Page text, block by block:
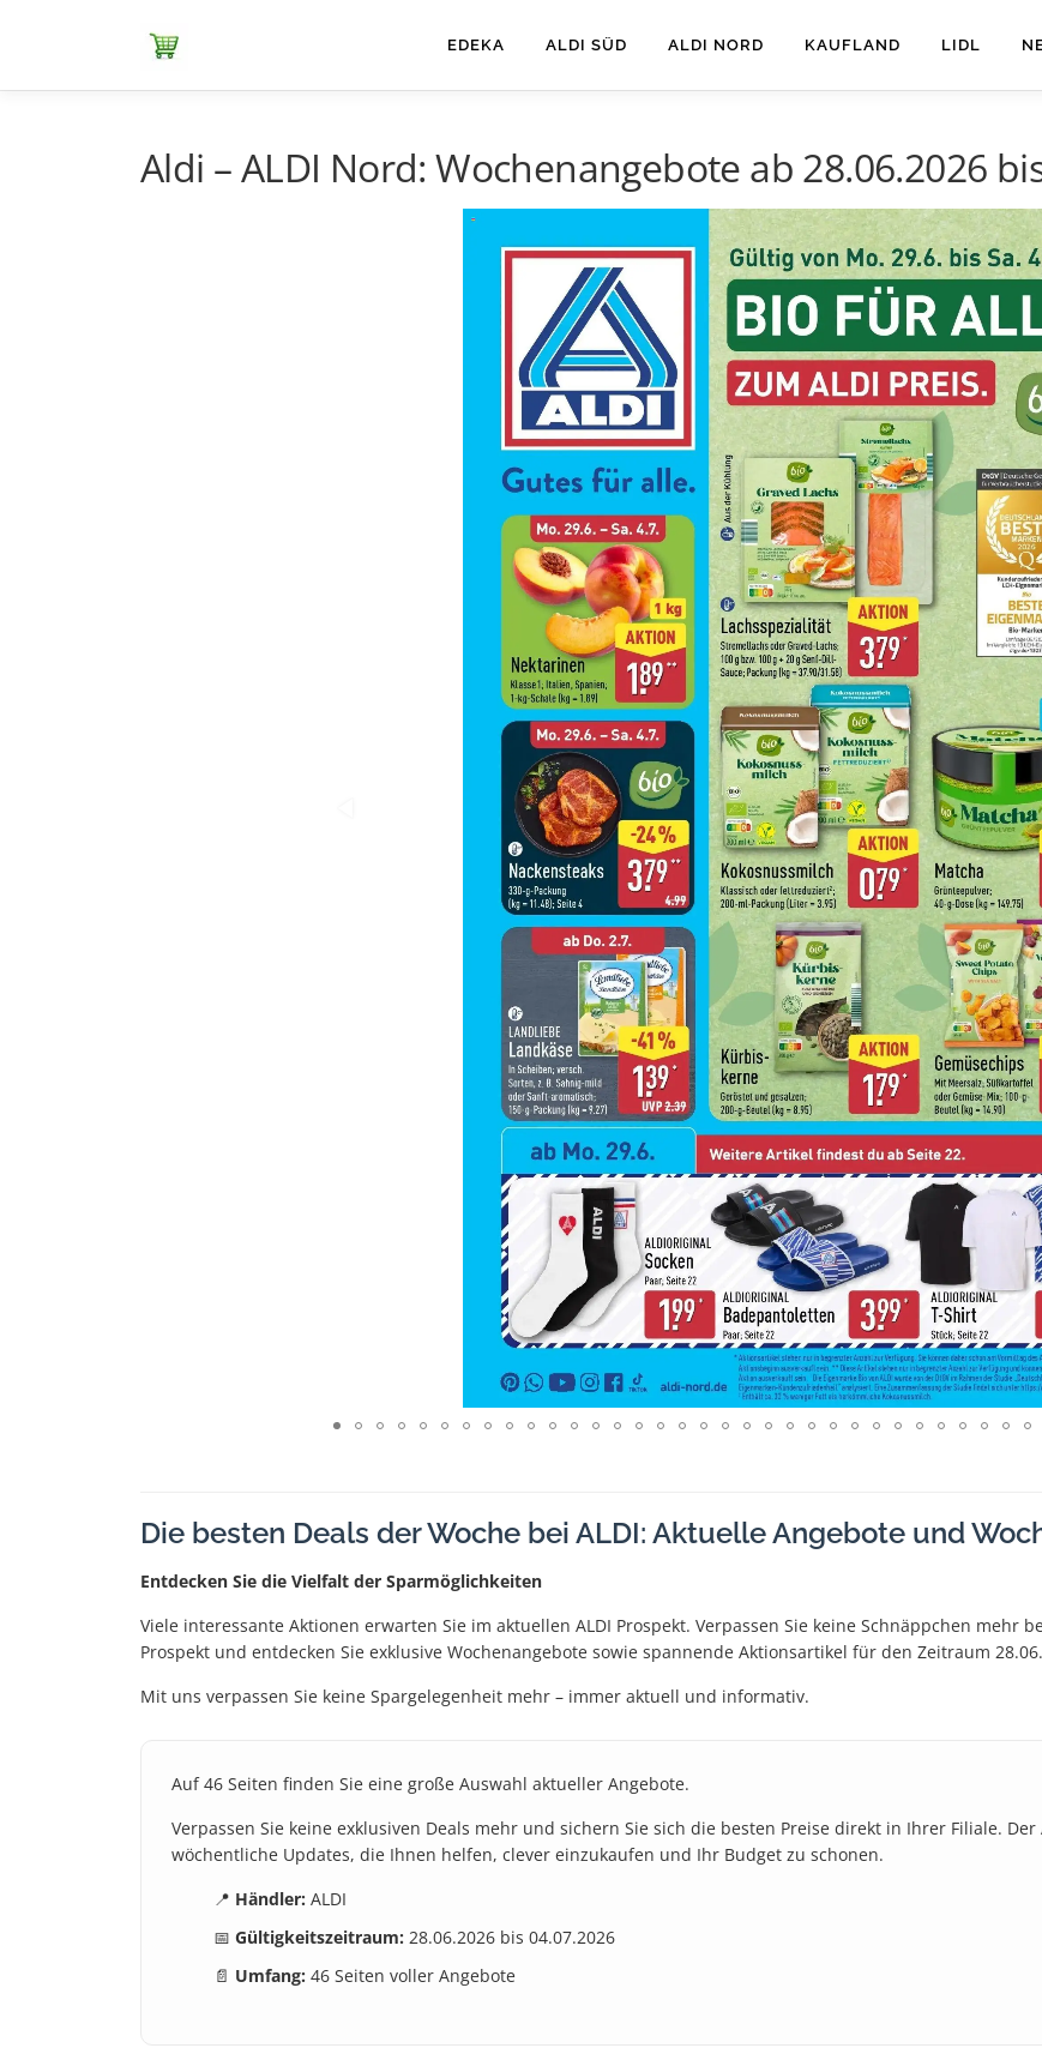
ЕDEKA ALDI SÜD ALDI NORD KAUFLAND LIDL
Aldi – ALDI Nord: Wochenangebote ab 28.06.2026
Die besten Deals der Woche bei ALDI: Aktuelle Angebote und
Entdecken Sie die Vielfalt der Sparmöglichkeiten
Viele interessante Aktionen erwarten Sie im aktuellen ALDI Prospekt. Verpassen Sie keine Schnäppchen mehr
Prospekt und entdecken Sie exklusive Wochenangebote sowie spannende Aktionsartikel für den Zeitraum
Mit uns verpassen Sie keine Spargelegenheit mehr – immer aktuell und informativ.
Auf 46 Seiten finden Sie eine große Auswahl aktueller Angebote.
Verpassen Sie keine exklusiven Deals mehr und sichern Sie sich die besten Preise direkt in Ihrer Filiale.
wöchentliche Updates, die Ihnen helfen, clever einzukaufen und Ihr Budget zu schonen.
📍 Händler: ALDI
📅 Gültigkeitszeitraum: 28.06.2026 bis 04.07.2026
📄 Umfang: 46 Seiten voller Angebote